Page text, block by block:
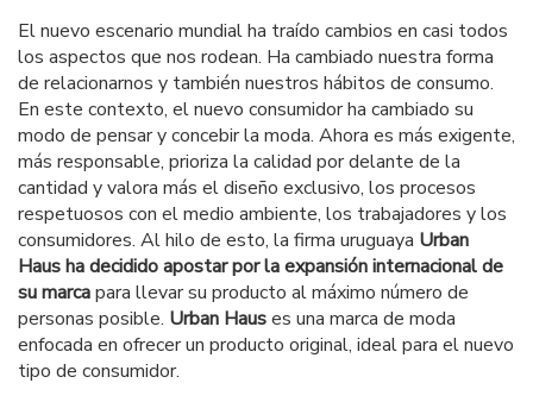
El nuevo escenario mundial ha traído cambios en casi todos
los aspectos que nos rodean. Ha cambiado nuestra forma
de relacionarnos y también nuestros hábitos de consumo.
En este contexto, el nuevo consumidor ha cambiado su
modo de pensar y concebir la moda. Ahora es más exigente,
más responsable, prioriza la calidad por delante de la
cantidad y valora más el diseño exclusivo, los procesos
respetuosos con el medio ambiente, los trabajadores y los
consumidores. Al hilo de esto, la firma uruguaya Urban
Haus ha decidido apostar por la expansión internacional de
su marcapara llevar su producto al máximo número de
personas posible. Urban Hauses una marca de moda
enfocada en ofrecer un producto original, ideal para el nuevo
tipo de consumidor.